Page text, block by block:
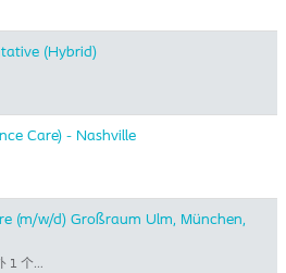
(Hybrid)
Care) - Nashville
(m/w/d) Großraum Ulm, München,
1 个…